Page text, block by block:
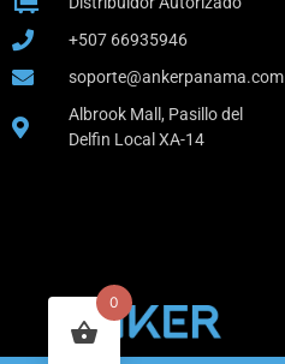
+507 66935946
soporte@ankerpanama.com
Albrook Mall, Pasillo del
Delfin Local XA-14
0